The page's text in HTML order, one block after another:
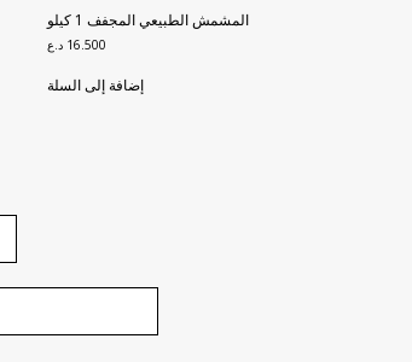
المشمش الطبيعي المجفف 1 كيلو
16.500 د.ع
إضافة إلى السلة